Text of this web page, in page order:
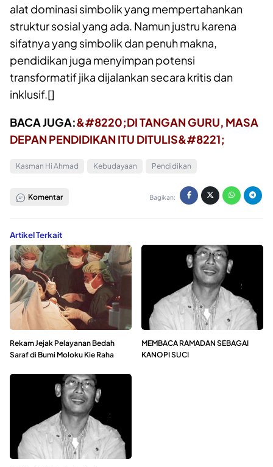
alat dominasi simbolik yang mempertahankan
struktur sosial yang ada. Namun justru karena
sifatnya yang simbolik dan penuh makna,
pendidikan juga menyimpan potensi
transformatif jika dijalankan secara kritis dan
inklusif.[]
BACA JUGA:&#8220;DI TANGAN GURU, MASA
DEPAN PENDIDIKAN ITU DITULIS&#8221;
Kasman Hi Ahmad Kebudayaan Pendidikan
Komentar Bagikan:
Artikel Terkait
Rekam Jejak Pelayanan Bedah
Saraf di Bumi Moloku Kie Raha
MEMBACA RAMADAN SEBAGAI
KANOPI SUCI